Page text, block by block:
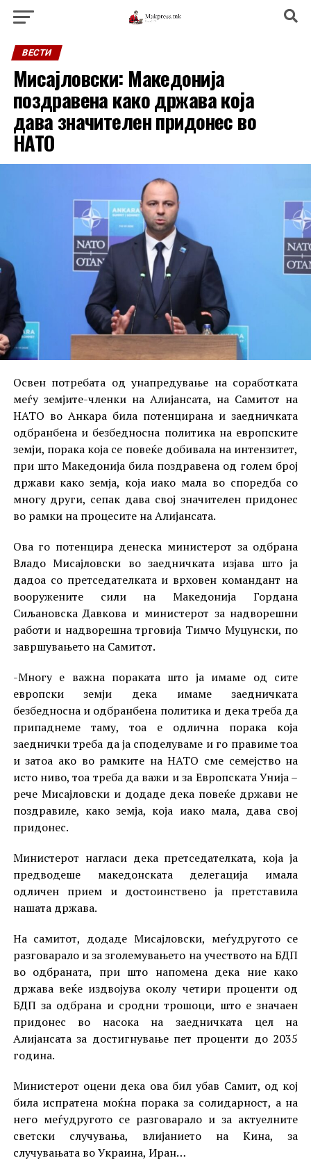
ВЕСТИ
Мисајловски: Македонија
поздравена како држава која
дава значителен придонес во
НАТО
Освен потребата од унапредување на соработката
меѓу земјите-членки на Алијансата, на Самитот на
НАТО во Анкара била потенцирана и заедничката
одбранбена и безбедносна политика на европските
земји, порака која се повеќе добивала на интензитет,
при што Македонија била поздравена од голем број
држави како земја, која иако мала во споредба со
многу други, сепак дава свој значителен придонес
во рамки на процесите на Алијансата.
Ова го потенцира денеска министерот за одбрана
Владо Мисајловски во заедничката изјава што ја
дадоа со претседателката и врховен командант на
вооружените сили на Македонија Гордана
Сиљановска Давкова и министерот за надворешни
работи и надворешна трговија Тимчо Муцунски, по
завршувањето на Самитот.
-Многу е важна пораката што ја имаме од сите
европски земји дека имаме заедничката
безбедносна и одбранбена политика и дека треба да
припаднеме таму, тоа е одлична порака која
заеднички треба да ја споделуваме и го правиме тоа
и затоа ако во рамките на НАТО сме семејство на
исто ниво, тоа треба да важи и за Европската Унија –
рече Мисајловски и додаде дека повеќе држави не
поздравиле, како земја, која иако мала, дава свој
придонес.
Министерот нагласи дека претседателката, која ја
предводеше македонската делегација имала
одличен прием и достоинствено ја претставила
нашата држава.
На самитот, додаде Мисајловски, меѓудругото се
разговарало и за зголемувањето на учеството на БДП
во одбраната, при што напомена дека ние како
држава веќе издвојува околу четири проценти од
БДП за одбрана и сродни трошоци, што е значаен
придонес во насока на заедничката цел на
Алијансата за достигнување пет проценти до 2035
година.
Министерот оцени дека ова бил убав Самит, од кој
била испратена моќна порака за солидарност, а на
него меѓудругото се разговарало и за актуелните
светски случувања, влијанието на Кина, за
случувањата во Украина, Иран…